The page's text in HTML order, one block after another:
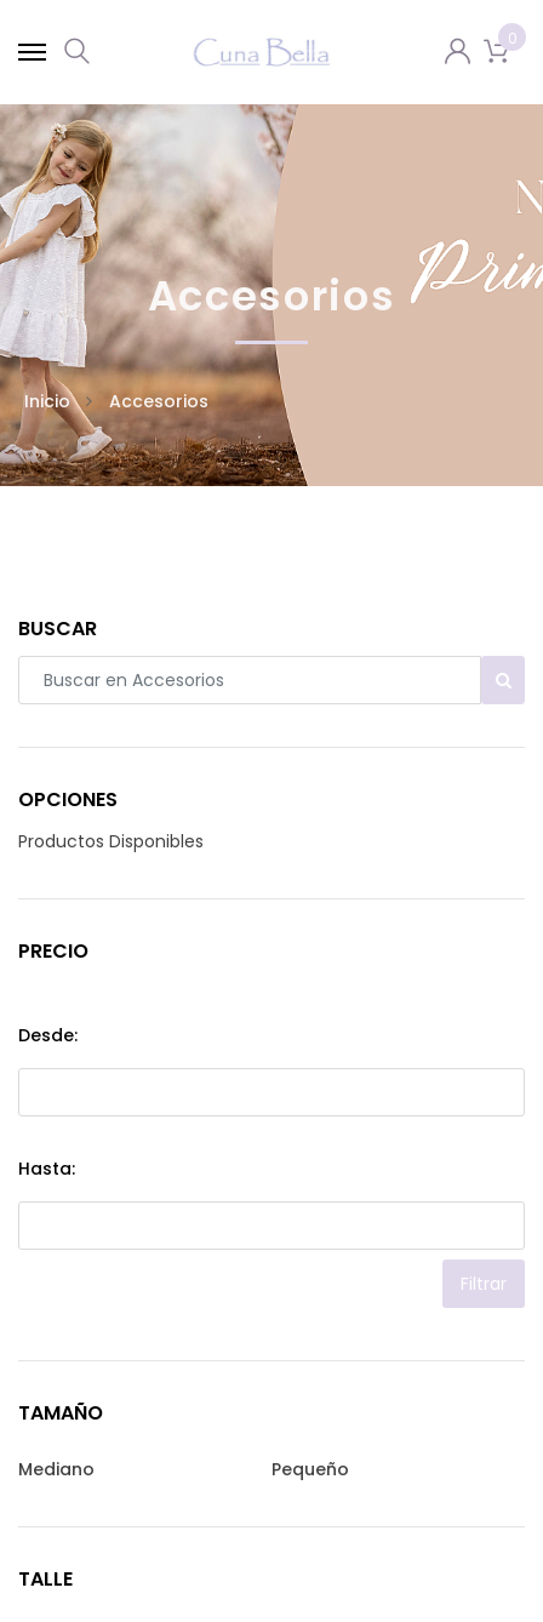
0
Accesorios
Inicio Accesorios
BUSCAR
OPCIONES
Productos Disponibles
PRECIO
Desde:
Hasta:
Filtrar
TAMAÑO
Mediano Pequeño
TALLE